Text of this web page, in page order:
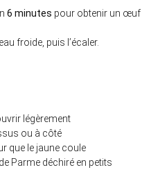
6 minutes pour obtenir un œuf
froide, puis l’écaler.
légèrement
ou à côté
que le jaune coule
Parme déchiré en petits